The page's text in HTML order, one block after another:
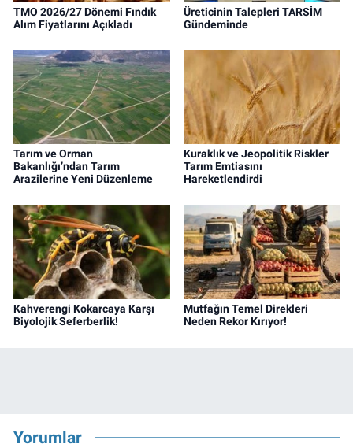
TMO 2026/27 Dönemi Fındık
Alım Fiyatlarını Açıkladı
Üreticinin Talepleri TARSİM
Gündeminde
Tarım ve Orman
Bakanlığı’ndan Tarım
Arazilerine Yeni Düzenleme
Kuraklık ve Jeopolitik Riskler
Tarım Emtiasını
Hareketlendirdi
Kahverengi Kokarcaya Karşı
Biyolojik Seferberlik!
Mutfağın Temel Direkleri
Neden Rekor Kırıyor!
Yorumlar